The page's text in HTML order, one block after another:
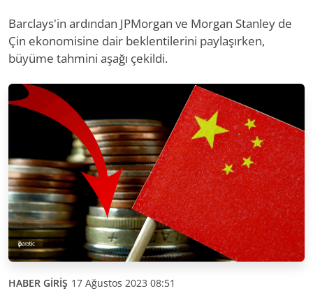
Barclays'in ardından JPMorgan ve Morgan Stanley de
Çin ekonomisine dair beklentilerini paylaşırken,
büyüme tahmini aşağı çekildi.
HABER GİRİŞ 17 Ağustos 2023 08:51